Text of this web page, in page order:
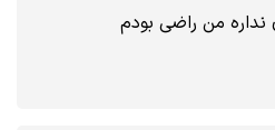
من راضی بودم